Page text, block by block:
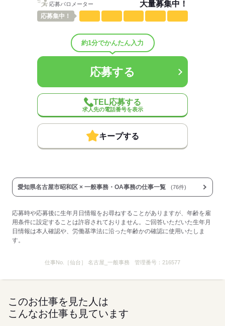
応募する
応募バロメーター 大量募集中！
応募集中！
約1分でかんたん入力
応募する
TEL応募する
求人先の電話番号を表示
キープする
愛知県名古屋市昭和区 × 一般事務・OA事務の仕事一覧 (76件)
応募時や応募後に生年月日情報をお尋ねすることがありますが、年齢を雇
用条件に設定することは許容されておりません。ご回答いただいた生年月
日情報は本人確認や、労働基準法に沿った年齢かの確認に使用いたしま
す。
仕事No. ［仙台］ 名古屋_一般事務 管理番号： 216577
このお仕事を見た人は
こんなお仕事も見ています